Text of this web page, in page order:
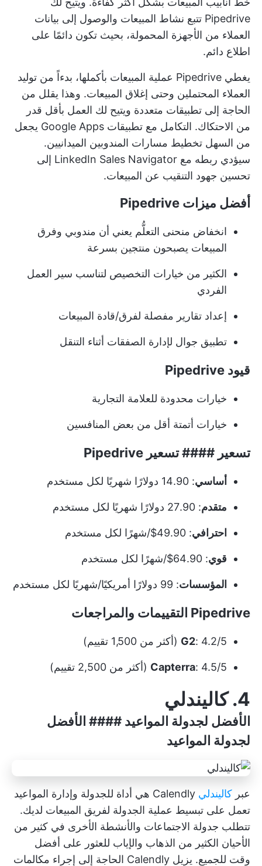
Pipedrive تتبع نشاط المبيعات والوصول إلى بيانات
العملاء من الأجهزة المحمولة، بحيث تكون دائمًا على
اطلاع دائم.
يغطي Pipedrive عملية المبيعات بأكملها، بدءاً من توليد
العملاء المحتملين وحتى إغلاق المبيعات. وهذا يقلل من
الحاجة إلى تطبيقات متعددة ويتيح لك العمل بأقل قدر
من الاحتكاك. التكامل مع تطبيقات Google Apps يجعل
من السهل تخطيط مسارات المندوبين الميدانيين.
سيؤدي ربطه مع LinkedIn Sales Navigator إلى
تحسين جهود التنقيب عن المبيعات.
أفضل ميزات Pipedrive
انخفاض منحنى التعلُّم يعني أن مندوبي وفرق
المبيعات يصبحون منتجين بسرعة
الكثير من خيارات التخصيص لتناسب سير العمل
الفردي
إعداد تقارير مفصلة لفرق/قادة المبيعات
تطبيق جوال لإدارة الصفقات أثناء التنقل
قيود Pipedrive
خيارات محدودة للعلامة التجارية
خيارات أتمتة أقل من بعض المنافسين
تسعير #### تسعير Pipedrive
أساسي: 14.90 دولارًا شهريًا لكل مستخدم
متقدم: 27.90 دولارًا شهريًا لكل مستخدم
احترافي: 49.90$/شهرًا لكل مستخدم
قوي: 64.90$/شهرًا لكل مستخدم
المؤسسات: 99 دولارًا أمريكيًا/شهريًا لكل مستخدم
Pipedrive التقييمات والمراجعات
G2: 4.2/5 (أكثر من 1,500 تقييم)
Capterra: 4.5/5 (أكثر من 2,500 تقييم)
4. كاليندلي
الأفضل لجدولة المواعيد #### الأفضل
لجدولة المواعيد
عبر كاليندلي
Calendly هي أداة للجدولة وإدارة المواعيد
تعمل على تبسيط عملية الجدولة لفريق المبيعات لديك.
تتطلب جدولة الاجتماعات والأنشطة الأخرى في كثير من
الأحيان الكثير من الذهاب والإياب للعثور على أفضل
وقت للجميع. يزيل Calendly الحاجة إلى إجراء مكالمات